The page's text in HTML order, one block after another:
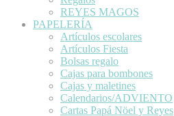
REYES MAGOS
PAPELERÍA
Artículos escolares
Artículos Fiesta
Bolsas regalo
Cajas para bombones
Cajas y maletines
Calendarios/ADVIENTO
Cartas Papá Nöel y Reyes